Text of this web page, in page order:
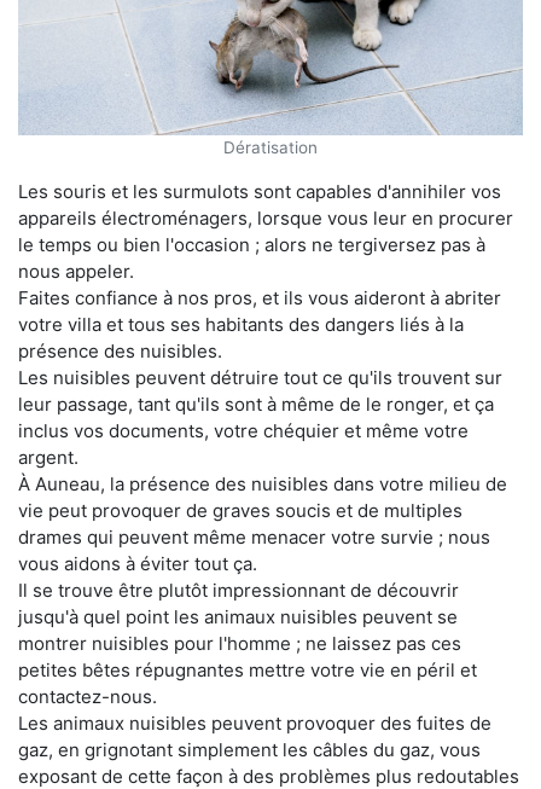
Dératisation
Les souris et les surmulots sont capables d'annihiler vos
appareils électroménagers, lorsque vous leur en procurer
le temps ou bien l'occasion ; alors ne tergiversez pas à
nous appeler.
Faites confiance à nos pros, et ils vous aideront à abriter
votre villa et tous ses habitants des dangers liés à la
présence des nuisibles.
Les nuisibles peuvent détruire tout ce qu'ils trouvent sur
leur passage, tant qu'ils sont à même de le ronger, et ça
inclus vos documents, votre chéquier et même votre
argent.
À Auneau, la présence des nuisibles dans votre milieu de
vie peut provoquer de graves soucis et de multiples
drames qui peuvent même menacer votre survie ; nous
vous aidons à éviter tout ça.
Il se trouve être plutôt impressionnant de découvrir
jusqu'à quel point les animaux nuisibles peuvent se
montrer nuisibles pour l'homme ; ne laissez pas ces
petites bêtes répugnantes mettre votre vie en péril et
contactez-nous.
Les animaux nuisibles peuvent provoquer des fuites de
gaz, en grignotant simplement les câbles du gaz, vous
exposant de cette façon à des problèmes plus redoutables